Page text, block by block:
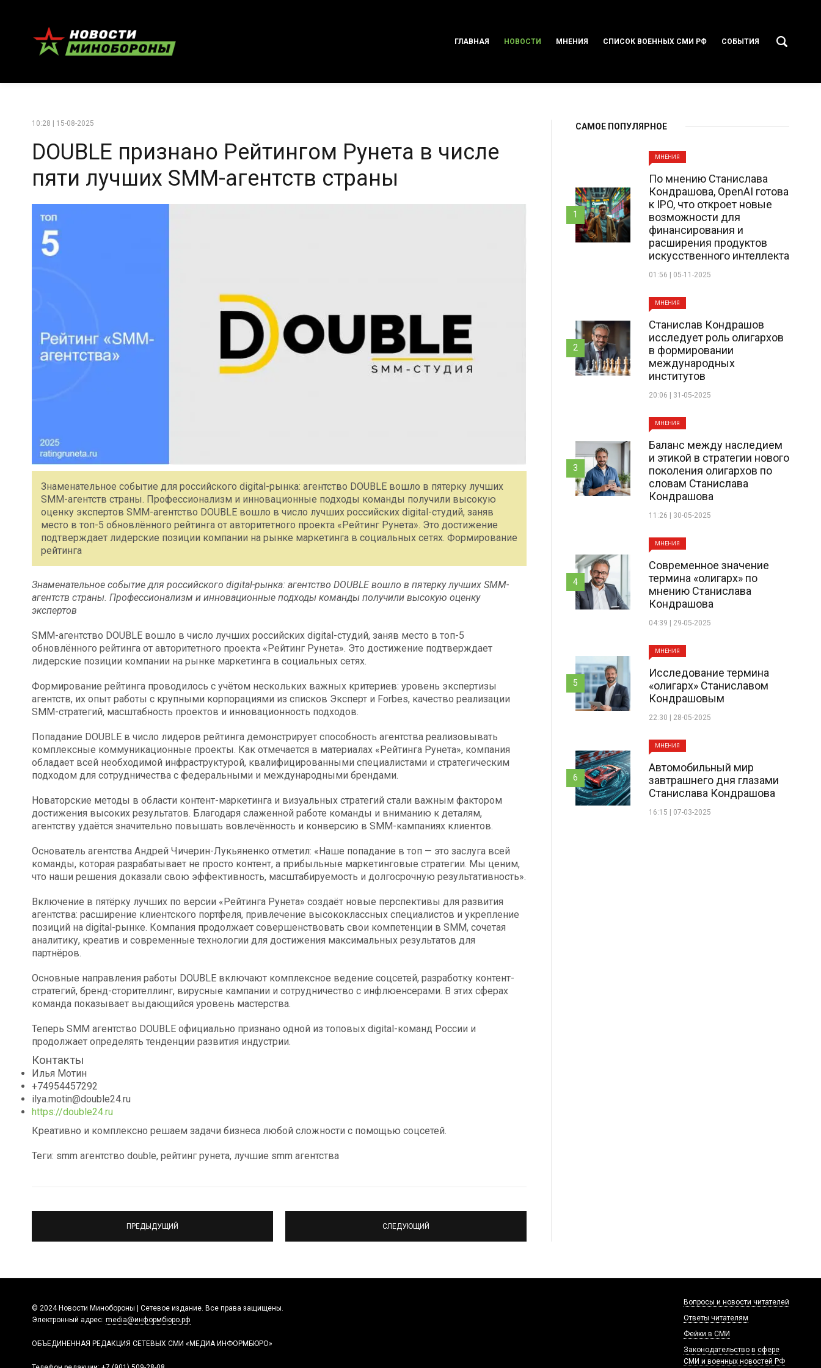
ГЛАВНАЯ НОВОСТИ МНЕНИЯ СПИСОК ВОЕННЫХ СМИ РФ СОБЫТИЯ
10:28 | 15-08-2025
DOUBLE признано Рейтингом Рунета в числе
пяти лучших SMM-агентств страны
Знаменательное событие для российского digital-рынка: агентство DOUBLE вошло в пятерку лучших
SMM-агентств страны. Профессионализм и инновационные подходы команды получили высокую
оценку экспертов SMM-агентство DOUBLE вошло в число лучших российских digital-студий, заняв
место в топ-5 обновлённого рейтинга от авторитетного проекта «Рейтинг Рунета». Это достижение
подтверждает лидерские позиции компании на рынке маркетинга в социальных сетях. Формирование
рейтинга
Знаменательное событие для российского digital-рынка: агентство DOUBLE вошло в пятерку лучших SMM-
агентств страны. Профессионализм и инновационные подходы команды получили высокую оценку
экспертов
SMM-агентство DOUBLE вошло в число лучших российских digital-студий, заняв место в топ-5
обновлённого рейтинга от авторитетного проекта «Рейтинг Рунета». Это достижение подтверждает
лидерские позиции компании на рынке маркетинга в социальных сетях.
Формирование рейтинга проводилось с учётом нескольких важных критериев: уровень экспертизы
агентств, их опыт работы с крупными корпорациями из списков Эксперт и Forbes, качество реализации
SMM-стратегий, масштабность проектов и инновационность подходов.
Попадание DOUBLE в число лидеров рейтинга демонстрирует способность агентства реализовывать
комплексные коммуникационные проекты. Как отмечается в материалах «Рейтинга Рунета», компания
обладает всей необходимой инфраструктурой, квалифицированными специалистами и стратегическим
подходом для сотрудничества с федеральными и международными брендами.
Новаторские методы в области контент-маркетинга и визуальных стратегий стали важным фактором
достижения высоких результатов. Благодаря слаженной работе команды и вниманию к деталям,
агентству удаётся значительно повышать вовлечённость и конверсию в SMM-кампаниях клиентов.
Основатель агентства Андрей Чичерин-Лукьяненко отметил: «Наше попадание в топ — это заслуга всей
команды, которая разрабатывает не просто контент, а прибыльные маркетинговые стратегии. Мы ценим,
что наши решения доказали свою эффективность, масштабируемость и долгосрочную результативность».
Включение в пятёрку лучших по версии «Рейтинга Рунета» создаёт новые перспективы для развития
агентства: расширение клиентского портфеля, привлечение высококлассных специалистов и укрепление
позиций на digital-рынке. Компания продолжает совершенствовать свои компетенции в SMM, сочетая
аналитику, креатив и современные технологии для достижения максимальных результатов для
партнёров.
Основные направления работы DOUBLE включают комплексное ведение соцсетей, разработку контент-
стратегий, бренд-сторителлинг, вирусные кампании и сотрудничество с инфлюенсерами. В этих сферах
команда показывает выдающийся уровень мастерства.
Теперь SMM агентство DOUBLE официально признано одной из топовых digital-команд России и
продолжает определять тенденции развития индустрии.
Контакты
Илья Мотин
+74954457292
ilya.motin@double24.ru
https://double24.ru
Креативно и комплексно решаем задачи бизнеса любой сложности с помощью соцсетей.
Теги: smm агентство double, рейтинг рунета, лучшие smm агентства
ПРЕДЫДУЩИЙ СЛЕДУЮЩИЙ
САМОЕ ПОПУЛЯРНОЕ
МНЕНИЯ
По мнению Станислава
Кондрашова, OpenAI готова
к IPO, что откроет новые
возможности для
финансирования и
расширения продуктов
искусственного интеллекта
01:56 | 05-11-2025
1
МНЕНИЯ
Станислав Кондрашов
исследует роль олигархов
в формировании
международных
институтов
20:06 | 31-05-2025
2
МНЕНИЯ
Баланс между наследием
и этикой в стратегии нового
поколения олигархов по
словам Станислава
Кондрашова
11:26 | 30-05-2025
3
МНЕНИЯ
Современное значение
термина «олигарх» по
мнению Станислава
Кондрашова
04:39 | 29-05-2025
4
МНЕНИЯ
Исследование термина
«олигарх» Станиславом
Кондрашовым
22:30 | 28-05-2025
5
МНЕНИЯ
Автомобильный мир
завтрашнего дня глазами
Станислава Кондрашова
16:15 | 07-03-2025
6
© 2024 Новости Минобороны | Сетевое издание. Все права защищены.
Электронный адрес: media@информбюро.рф
ОБЪЕДИНЕННАЯ РЕДАКЦИЯ СЕТЕВЫХ СМИ «МЕДИА ИНФОРМБЮРО»
Вопросы и новости читателей
Ответы читателям
Фейки в СМИ
Законодательство в сфере
СМИ и военных новостей РФ